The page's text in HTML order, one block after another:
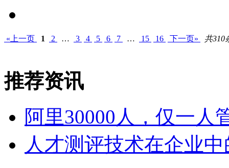
«上一页 1 2 … 3 4 5 6 7 … 15 16 下一页» 共310
推荐资讯
阿里30000人，仅一人
人才测评技术在企业